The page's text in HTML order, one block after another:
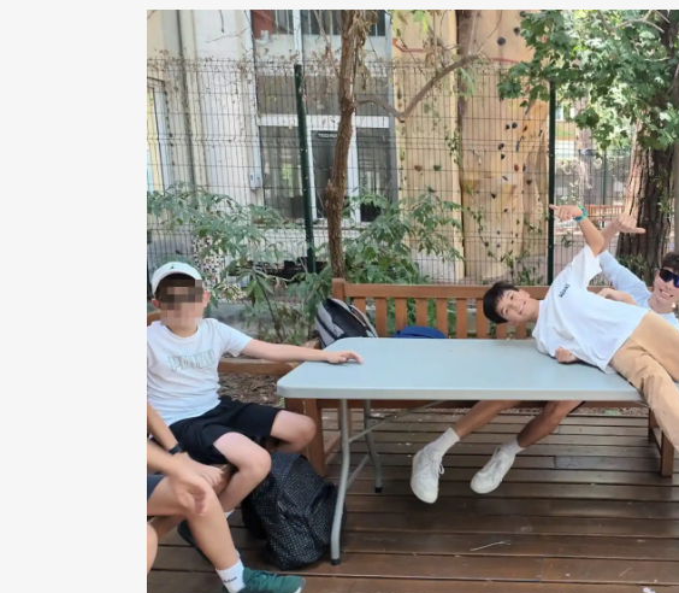
ÉGALITÉ FEMMES
HOMMES
DOCUMENTS AEFE
PRÉSENTATION
CENTENAIRE DU
TOURS VIRTUELS
LFB
ORGANIGRAMME
ORGANIGRAMME
(DIAGRAMME)
L’AGENCE
NOS TEXTES
FONDAMENTAUX